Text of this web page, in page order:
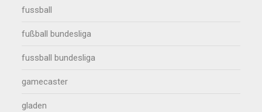
fussball
fußball bundesliga
fussball bundesliga
gamecaster
gladen